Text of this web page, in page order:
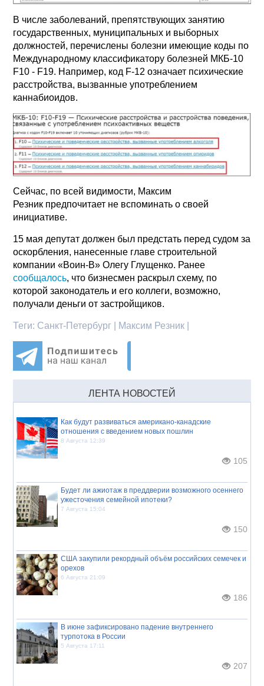
В числе заболеваний, препятствующих занятию
государственных, муниципальных и выборных
должностей, перечислены болезни имеющие коды по
Международному классификатору болезней МКБ-10
F10 - F19. Например, код F-12 означает психические
расстройства, вызванные употреблением
каннабиоидов.
Сейчас, по всей видимости, Максим
Резник предпочитает не вспоминать о своей
инициативе.
15 мая депутат должен был предстать перед судом за
оскорбления, нанесенные главе строительной
компании «Воин-В» Олегу Глущенко. Ранее
сообщалось, что бизнесмен раскрыл схему, по
которой законодатель и его коллеги, возможно,
получали деньги от застройщиков.
Теги: Санкт-Петербург | Максим Резник |
ЛЕНТА НОВОСТЕЙ
Как будут развиваться американо-канадские
отношения с введением новых пошлин
8 Августа 12:39
105
Будет ли ажиотаж в преддверии возможного осеннего
ужесточения семейной ипотеки?
7 Августа 15:04
150
США закупили рекордный объём российских семечек и
орехов
6 Августа 21:09
186
В июне зафиксировано падение внутреннего
турпотока в России
5 Августа 17:11
207